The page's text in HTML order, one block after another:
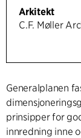
Arkitekt
C.F. Møller
Generalplanen
prinsipper for
innredning inne